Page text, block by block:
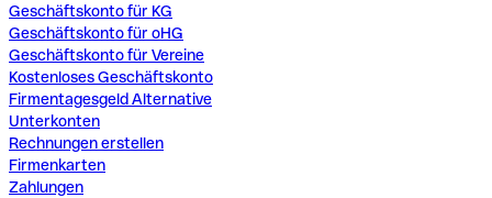
Geschäftskonto für KG
Geschäftskonto für oHG
Geschäftskonto für Vereine
Kostenloses Geschäftskonto
Firmentagesgeld Alternative
Unterkonten
Rechnungen erstellen
Firmenkarten
Zahlungen